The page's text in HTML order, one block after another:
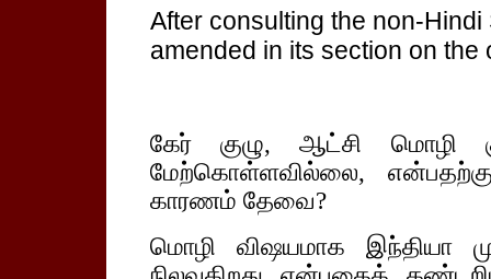
After consulting the non-
amended in its section on
கேர் குழு, ஆட்சி மொழி
மேற்கொள்ளவில்லை,
காரணம் தேவை?
மொழி விஷயமாக இந்தியா